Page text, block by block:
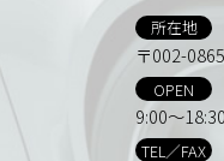
所在地
〒002-
OPEN
9:00～18:30
TEL／FAX